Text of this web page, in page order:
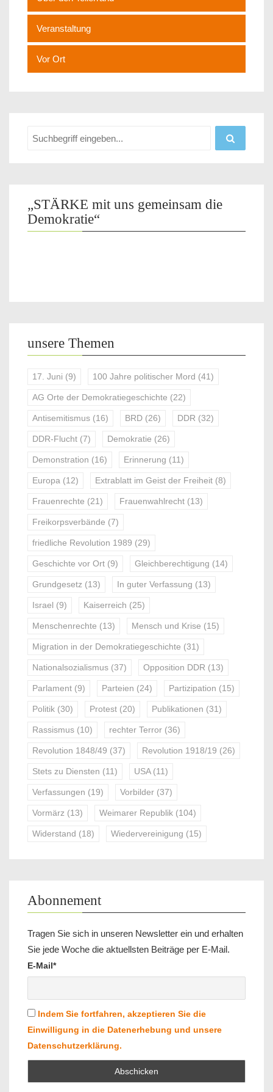
Veranstaltung
Vor Ort
„STÄRKE mit uns gemeinsam die
Demokratie“
unsere Themen
17. Juni (9) 100 Jahre politischer Mord (41)
AG Orte der Demokratiegeschichte (22)
Antisemitismus (16) BRD (26) DDR (32)
DDR-Flucht (7) Demokratie (26)
Demonstration (16) Erinnerung (11)
Europa (12) Extrablatt im Geist der Freiheit (8)
Frauenrechte (21) Frauenwahlrecht (13)
Freikorpsverbände (7)
friedliche Revolution 1989 (29)
Geschichte vor Ort (9) Gleichberechtigung (14)
Grundgesetz (13) In guter Verfassung (13)
Israel (9) Kaiserreich (25)
Menschenrechte (13) Mensch und Krise (15)
Migration in der Demokratiegeschichte (31)
Nationalsozialismus (37) Opposition DDR (13)
Parlament (9) Parteien (24) Partizipation (15)
Politik (30) Protest (20) Publikationen (31)
Rassismus (10) rechter Terror (36)
Revolution 1848/49 (37) Revolution 1918/19 (26)
Stets zu Diensten (11) USA(11)
Verfassungen (19) Vorbilder (37)
Vormärz (13) Weimarer Republik (104)
Widerstand (18) Wiedervereinigung (15)
Abonnement
Tragen Sie sich in unseren Newsletter ein und erhalten
Sie jede Woche die aktuellsten Beiträge per E-Mail.
E-Mail*
Indem Sie fortfahren, akzeptieren Sie die
Einwilligung in die Datenerhebung und unsere
Datenschutzerklärung.